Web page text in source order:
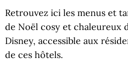
Retrouvez ici les menus et
de Noël cosy et chaleureux
Disney, accessible aux
de ces hôtels.